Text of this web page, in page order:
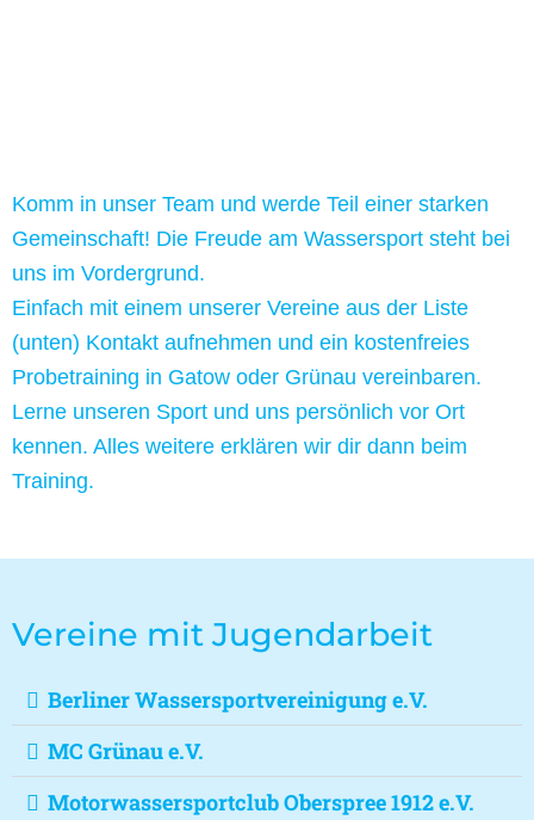
Komm in unser Team und werde Teil einer starken
Gemeinschaft! Die Freude am Wassersport steht bei
uns im Vordergrund.
Einfach mit einem unserer Vereine aus der Liste
(unten) Kontakt aufnehmen und ein kostenfreies
Probetraining in Gatow oder Grünau vereinbaren.
Lerne unseren Sport und uns persönlich vor Ort
kennen. Alles weitere erklären wir dir dann beim
Training.
Vereine mit Jugendarbeit
Berliner Wassersportvereinigung e.V.
MC Grünau e.V.
Motorwassersportclub Oberspree 1912 e.V.